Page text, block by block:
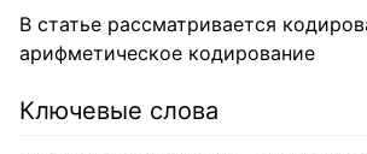
В статье рассматривается
арифметическое кодирование
Ключевые слова